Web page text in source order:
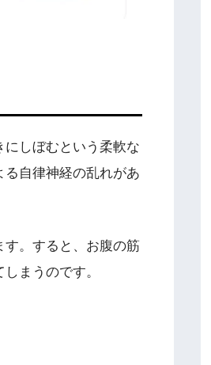
しぼむという柔軟な
自律神経の乱れがあ
す。すると、お腹の筋
まうのです。